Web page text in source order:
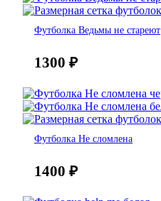
Футболка Ведьмы не стареют
1300 ₽
Футболка Не сломлена
1400 ₽